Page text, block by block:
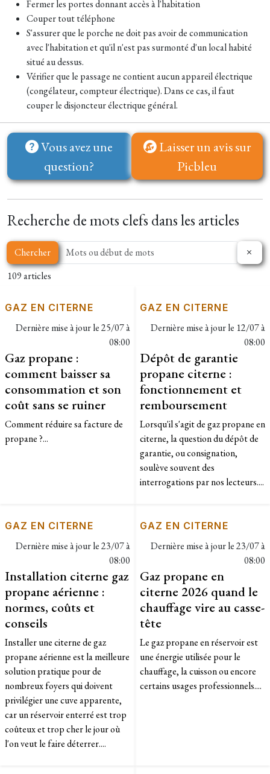
Fermer les portes donnant accès à l'habitation
Couper tout téléphone
S'assurer que le porche ne doit pas avoir de communication
avec l'habitation et qu'il n'est pas surmonté d'un local habité
situé au dessus.
Vérifier que le passage ne contient aucun appareil électrique
(congélateur, compteur électrique). Dans ce cas, il faut
couper le disjoncteur électrique général.
Vous avez une
question?
Laisser un avis sur
Picbleu
Recherche de mots clefs dans les articles
Chercher
109 articles
GAZ EN CITERNE
Dernière mise à jour le25/07 à
08:00
Gaz propane :
comment baisser sa
consommation et son
coût sans se ruiner
Comment réduire sa facture de
propane ?...
GAZ EN CITERNE
Dernière mise à jour le 12/07 à
08:00
Dépôt de garantie
propane citerne :
fonctionnement et
remboursement
Lorsqu'il s'agit de gaz propane en
citerne, la question du dépôt de
garantie, ou consignation,
soulève souvent des
interrogations par nos lecteurs....
GAZ EN CITERNE
Dernière mise à jour le23/07 à
08:00
Installation citerne gaz
propane aérienne :
normes, coûts et
conseils
Installer une citerne de gaz
propane aérienne est la meilleure
solution pratique pour de
nombreux foyers qui doivent
privilégier une cuve apparente,
car un réservoir enterré est trop
coûteux et trop cher le jour où
l'on veut le faire déterrer....
GAZ EN CITERNE
Dernière mise à jour le23/07 à
08:00
Gaz propane en
citerne 2026 quand le
chauffage vire au casse-
tête
Le gaz propane en réservoir est
une énergie utilisée pour le
chauffage, la cuisson ou encore
certains usages professionnels....